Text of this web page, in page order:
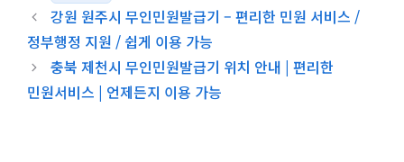
강원 원주시 무인민원발급기 – 편리한 민원 서비스 /
정부행정 지원 / 쉽게 이용 가능
충북 제천시 무인민원발급기 위치 안내 | 편리한
민원서비스 | 언제든지 이용 가능